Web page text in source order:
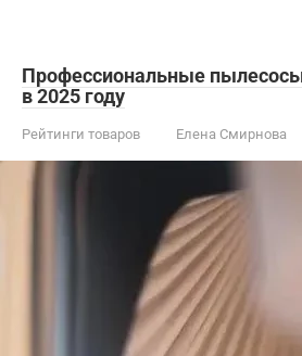
Профессиональные
в 2025 году
Рейтинги товаров Елена Смирнова